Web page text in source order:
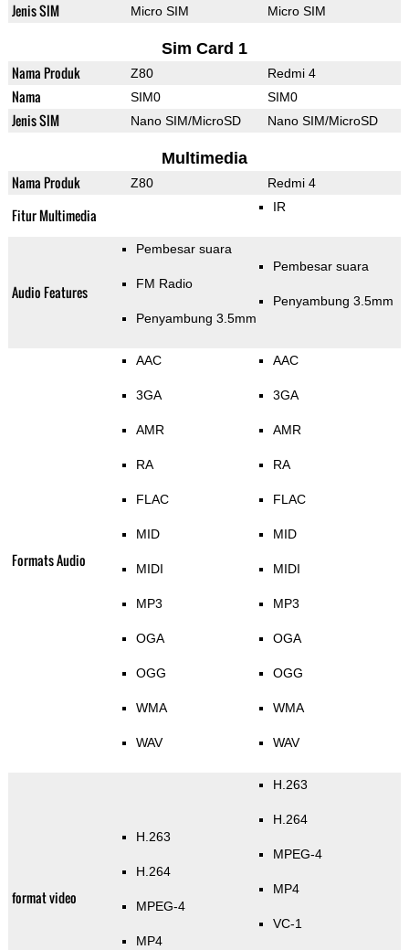
Jenis SIM Micro SIM Micro SIM
Sim Card 1
Nama Produk Z80 Redmi 4
Nama SIM0 SIM0
Jenis SIM Nano SIM/MicroSD Nano SIM/MicroSD
Multimedia
Nama Produk Z80 Redmi 4
Fitur Multimedia IR
Audio Features
Pembesar suara
FM Radio
Penyambung 3.5mm
Pembesar suara
Penyambung 3.5mm
Formats Audio
AAC
3GA
AMR
RA
FLAC
MID
MIDI
MP3
OGA
OGG
WMA
WAV
AAC
3GA
AMR
RA
FLAC
MID
MIDI
MP3
OGA
OGG
WMA
WAV
format video
H.263
H.264
MPEG-4
MP4
H.263
H.264
MPEG-4
MP4
VC-1